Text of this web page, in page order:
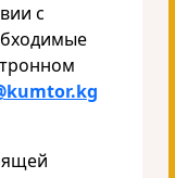
с
kumtor.kg